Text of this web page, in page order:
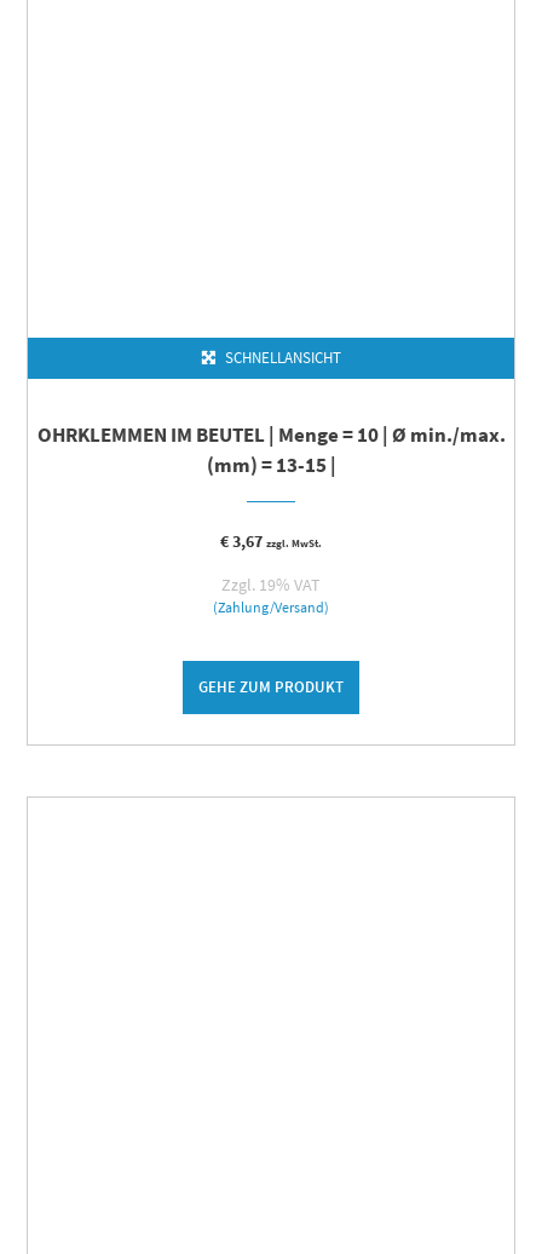
SCHNELLANSICHT
OHRKLEMMEN IM BEUTEL | Menge = 10 | Ø min./max.
(mm) = 13-15 |
€3,67 zzgl. MwSt.
Zzgl. 19% VAT
(Zahlung/Versand)
GEHE ZUM PRODUKT